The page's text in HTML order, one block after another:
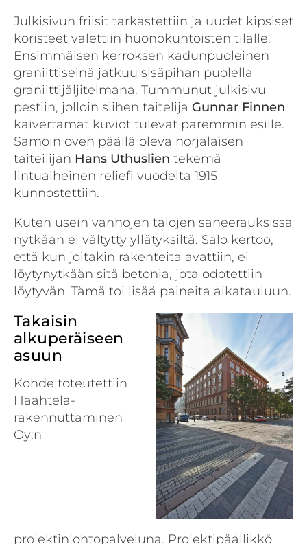
Julkisivun friisit tarkastettiin ja uudet kipsiset
koristeet valettiin huonokuntoisten tilalle.
Ensimmäisen kerroksen kadunpuoleinen
graniittiseinä jatkuu sisäpihan puolella
graniittijäljitelmänä. Tummunut julkisivu
pestiin, jolloin siihen taitelija Gunnar Finnen
kaivertamat kuviot tulevat paremmin esille.
Samoin oven päällä oleva norjalaisen
taiteilijan Hans Uthuslien tekemä
lintuaiheinen reliefi vuodelta 1915
kunnostettiin.
Kuten usein vanhojen talojen saneerauksissa
nytkään ei vältytty yllätyksiltä. Salo kertoo,
että kun joitakin rakenteita avattiin, ei
löytynytkään sitä betonia, jota odotettiin
löytyvän. Tämä toi lisää paineita aikatauluun.
Takaisin
alkuperäiseen
asuun
Kohde toteutettiin
Haahtela-
rakennuttaminen
Oy:n
projektinjohtopalveluna. Projektipäällikkö